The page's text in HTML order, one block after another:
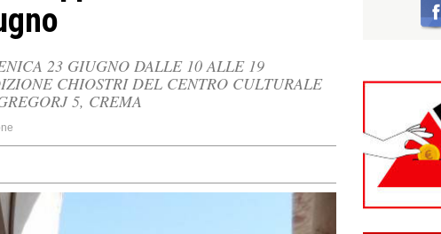
23 GIUGNO DALLE 10 ALLE 19
CHIOSTRI DEL CENTRO CULTURALE
5, CREMA